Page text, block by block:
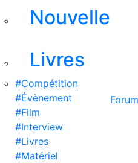
Nouvelle
Livres
#Compétition
#Évènement
#Film
#Interview
#Livres
#Matériel
Forum